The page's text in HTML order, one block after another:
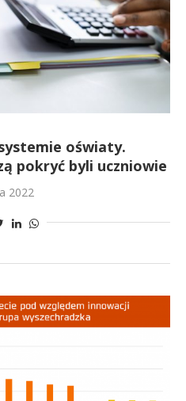
oświaty.
pokryć byli uczniowie
2022